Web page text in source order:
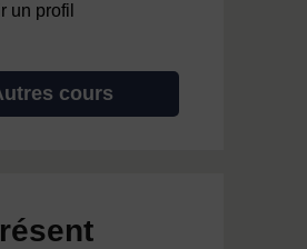
un profil
cours